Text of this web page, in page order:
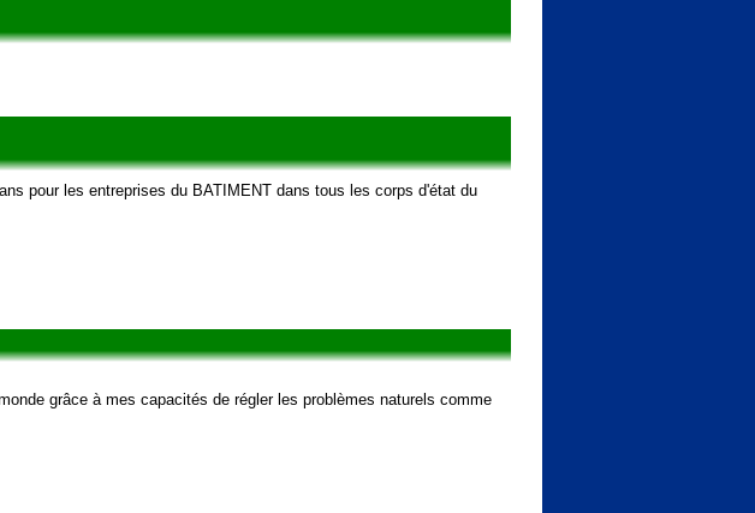
pour les entreprises du BATIMENT dans tous les corps d'état du
grâce à mes capacités de régler les problèmes naturels comme